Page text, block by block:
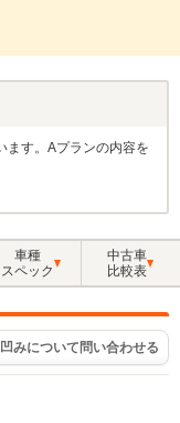
ます。Aプランの内容を
車種
スペック
中古車
比較表
みについて問い合わせる